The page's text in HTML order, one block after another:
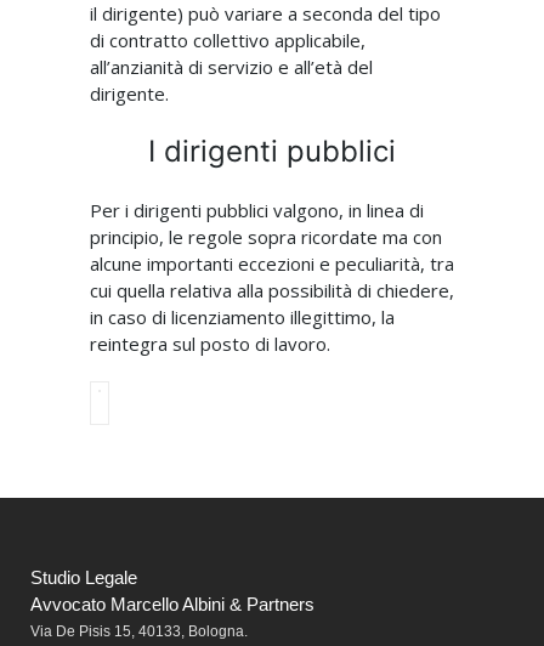
il dirigente) può variare a seconda del tipo
di contratto collettivo applicabile,
all’anzianità di servizio e all’età del
dirigente.
I dirigenti pubblici
Per i dirigenti pubblici valgono, in linea di
principio, le regole sopra ricordate ma con
alcune importanti eccezioni e peculiarità, tra
cui quella relativa alla possibilità di chiedere,
in caso di licenziamento illegittimo, la
reintegra sul posto di lavoro.
Studio Legale
Avvocato Marcello Albini & Partners
Via De Pisis 15, 40133, Bologna.